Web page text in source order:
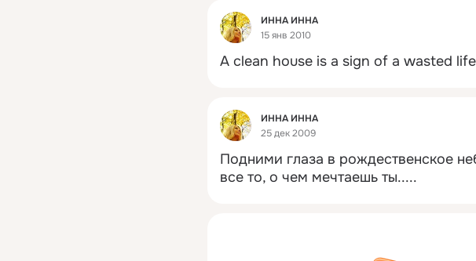
Фид
ИННА ИННА
15 янв 2010
A clean house is a sign of a wasted
Фид
ИННА ИННА
25 дек 2009
Подними глаза в рождественское
все то, о чем мечтаешь ты.....